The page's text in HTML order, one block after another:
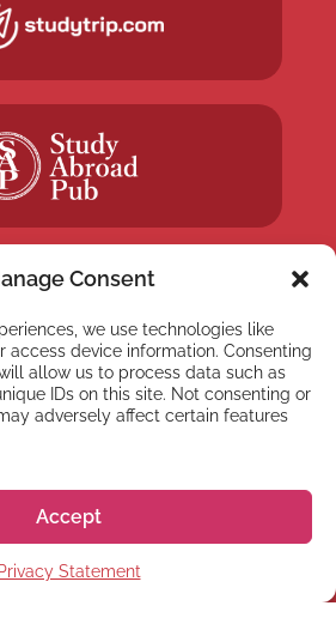
Consent
we use technologies like
access device information. Consenting
allow us to process data such as
IDs on this site. Not consenting or
adversely affect certain features
Accept
Privacy Statement
se em nossa
Inscrever